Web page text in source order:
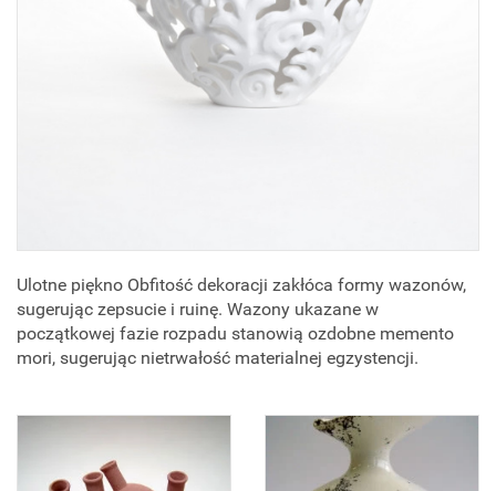
Ulotne piękno Obfitość dekoracji zakłóca formy wazonów,
sugerując zepsucie i ruinę. Wazony ukazane w
początkowej fazie rozpadu stanowią ozdobne memento
mori, sugerując nietrwałość materialnej egzystencji.